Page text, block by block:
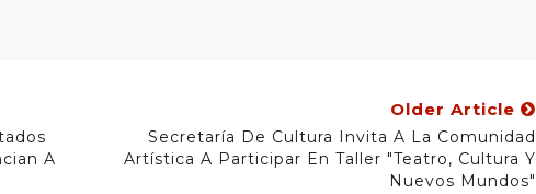
A
Older Article
Secretaría De Cultura Invita A La Comunidad
Artística A Participar En Taller "Teatro, Cultura Y
Nuevos Mundos"